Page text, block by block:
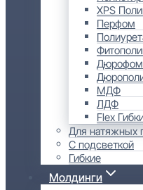
XPS
Перфом
Дюрофом
МДФ
ЛДФ
Flex
Для натяжных
С подсветкой
Гибкие
Молдинги